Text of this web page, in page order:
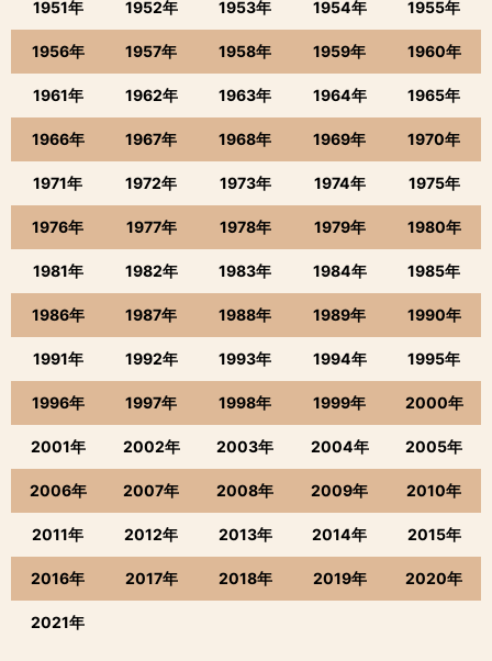
1951年 1952年 1953年 1954年 1955年
1956年 1957年 1958年 1959年 1960年
1961年 1962年 1963年 1964年 1965年
1966年 1967年 1968年 1969年 1970年
1971年 1972年 1973年 1974年 1975年
1976年 1977年 1978年 1979年 1980年
1981年 1982年 1983年 1984年 1985年
1986年 1987年 1988年 1989年 1990年
1991年 1992年 1993年 1994年 1995年
1996年 1997年 1998年 1999年 2000年
2001年 2002年 2003年 2004年 2005年
2006年 2007年 2008年 2009年 2010年
2011年 2012年 2013年 2014年 2015年
2016年 2017年 2018年 2019年 2020年
2021年